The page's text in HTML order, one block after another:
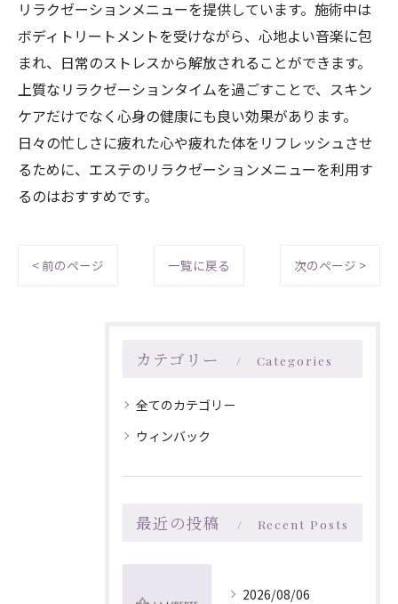
リラクゼーションメニューを提供しています。施術中は
ボディトリートメントを受けながら、心地よい音楽に包
まれ、日常のストレスから解放されることができます。
上質なリラクゼーションタイムを過ごすことで、スキン
ケアだけでなく心身の健康にも良い効果があります。
日々の忙しさに疲れた心や疲れた体をリフレッシュさせ
るために、エステのリラクゼーションメニューを利用す
るのはおすすめです。
< 前のページ 一覧に戻る 次のページ >
カテゴリー Categories
全てのカテゴリー
ウィンバック
最近の投稿 Recent Posts
2026/08/06